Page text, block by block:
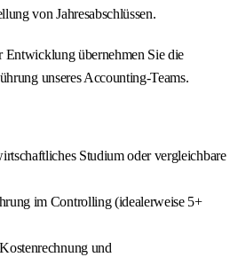
von Jahresabschlüssen.
Entwicklung übernehmen Sie die
unseres Accounting-Teams.
Studium oder vergleichbare
im Controlling (idealerweise 5+
und